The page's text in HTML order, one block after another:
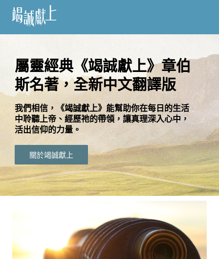
閱
語
言
關
於
竭
誠
獻
上
屬靈經典《竭誠獻上》章伯
斯名著，全新中文翻譯版
我們相信，《竭誠獻上》能幫助你在每日的生活
中聆聽上帝、經歷祂的帶領，讓真理深入心中，
活出信仰的力量。
關於竭誠獻上